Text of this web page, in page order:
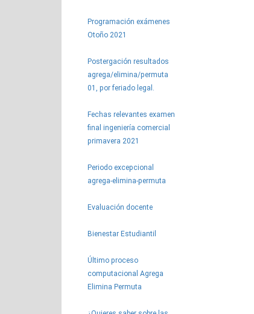
Programación exámenes
Otoño 2021
Postergación resultados
agrega/elimina/permuta
01, por feriado legal.
Fechas relevantes examen
final ingeniería comercial
primavera 2021
Periodo excepcional
agrega-elimina-permuta
Evaluación docente
Bienestar Estudiantil
Último proceso
computacional Agrega
Elimina Permuta